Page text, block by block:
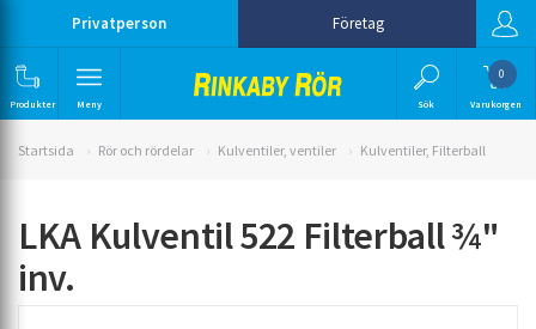
Privatperson Företag
Produkter Meny Sök
0
Varukorgen
Startsida Rör och rördelar Kulventiler, ventiler Kulventiler, Filterball
LKA Kulventil 522 Filterball ¾"
inv.